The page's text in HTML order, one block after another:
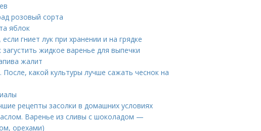
розовый сорта
яблок
гниет лук при хранении и на грядке
жидкое варенье для выпечки
жалит
какой культуры лучше сажать чеснок на
рецепты засолки в домашних условиях
Варенье из сливы с шоколадом —
орехами)